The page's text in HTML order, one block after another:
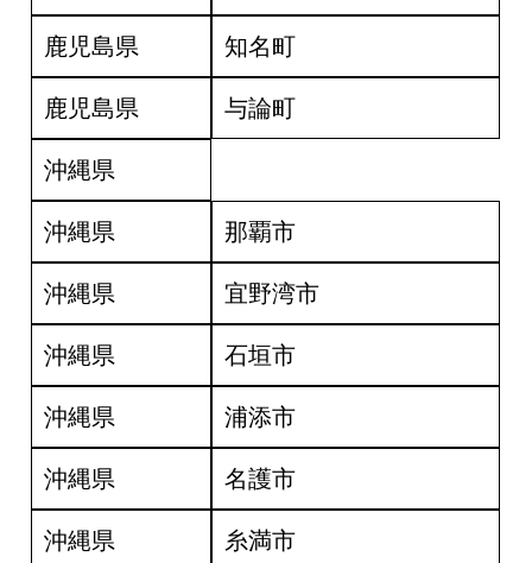
鹿児島県 知名町
鹿児島県 与論町
沖縄県
沖縄県 那覇市
沖縄県 宜野湾市
沖縄県 石垣市
沖縄県 浦添市
沖縄県 名護市
沖縄県 糸満市